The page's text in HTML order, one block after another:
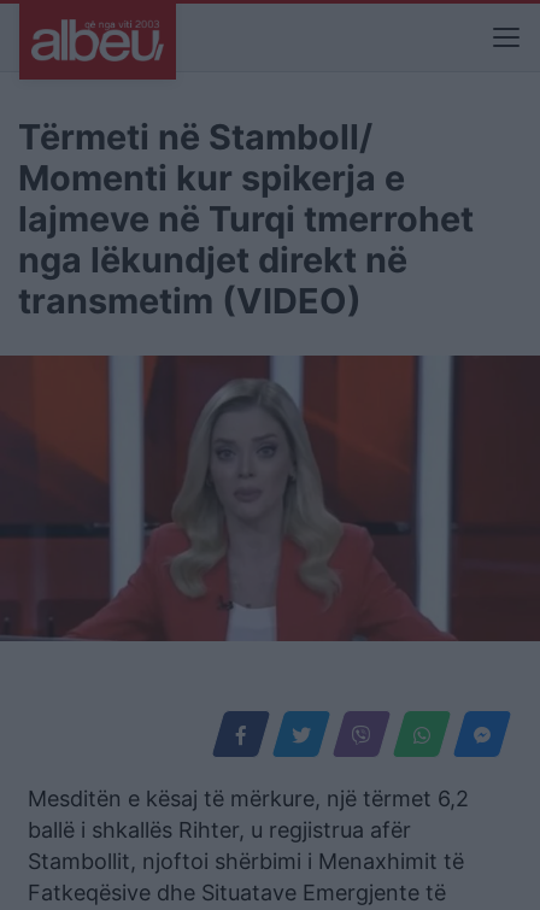
Tërmeti në Stamboll/
Momenti kur spikerja e
lajmeve në Turqi tmerrohet
nga lëkundjet direkt në
transmetim (VIDEO)
Mesditën e kësaj të mërkure, një tërmet 6,2
ballë i shkallës Rihter, u regjistrua afër
Stambollit, njoftoi shërbimi i Menaxhimit të
Fatkeqësive dhe Situatave Emergjente të